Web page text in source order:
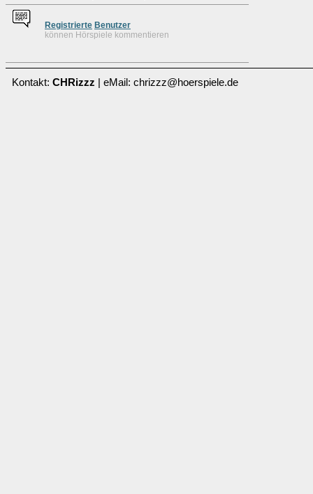
Registrierte Benutzer
können Hörspiele kommentieren
Kontakt: CHRizzz | eMail: chrizzz@hoerspiele.de